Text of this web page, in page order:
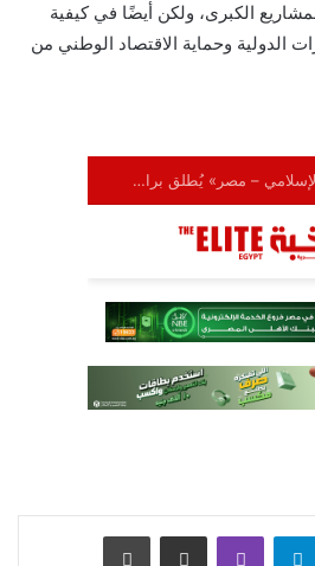
الكبرى، ولكن أيضًا في كيفية
الدولية وحماية الاقتصاد الوطني من
تيلقرام ڤايبر مشاركة عبر البريد طباعة